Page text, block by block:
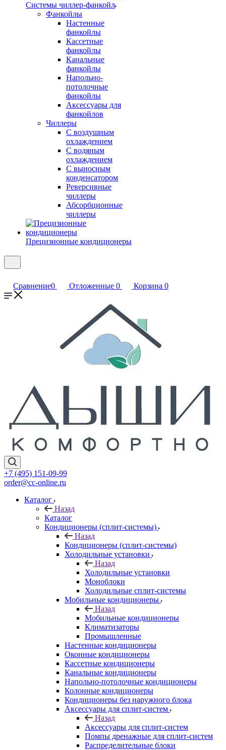
Системы чиллер-фанкойл
Фанкойлы
Настенные
фанкойлы
Кассетные
фанкойлы
Канальные
фанкойлы
Напольно-
потолочные
фанкойлы
Аксессуары для
фанкойлов
Чиллеры
С воздушным
охлаждением
С водяным
охлаждением
С выносным
конденсатором
Реверсивные
чиллеры
Абсорбционные
чиллеры
Прецизионные кондиционеры
Сравнение0 Отложенные 0 Корзина 0
+7 (495) 151-09-99
order@cc-online.ru
Каталог
Назад
Каталог
Кондиционеры (сплит-системы)
Назад
Кондиционеры (сплит-системы)
Холодильные установки
Назад
Холодильные установки
Моноблоки
Холодильные сплит-системы
Мобильные кондиционеры
Назад
Мобильные кондиционеры
Климатизаторы
Промышленные
Настенные кондиционеры
Оконные кондиционеры
Кассетные кондиционеры
Канальные кондиционеры
Напольно-потолочные кондиционеры
Колонные кондиционеры
Кондиционеры без наружного блока
Аксессуары для сплит-систем
Назад
Аксессуары для сплит-систем
Помпы дренажные для сплит-систем
Распределительные блоки